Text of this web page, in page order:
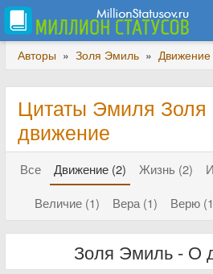
Авторы » Золя Эмиль » Движение
Цитаты Эмиля Золя
движение
Все Движение (2) Жизнь (2)
Величие (1)
Вера (1) Верю
Золя Эмиль - О